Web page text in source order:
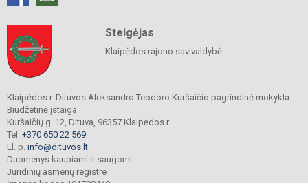
Steigėjas
Klaipėdos rajono savivaldybė
Klaipėdos r. Dituvos Aleksandro Teodoro Kuršaičio pagrindinė mokykla
Biudžetinė įstaiga
Kuršaičių g. 12, Dituva, 96357 Klaipėdos r.
Tel. +370 650 22 569
El. p. info@dituvos.lt
Duomenys kaupiami ir saugomi
Juridinių asmenų registre